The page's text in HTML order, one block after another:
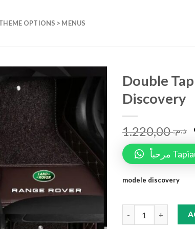
OPTIONS > MENUS
Add to
Double
Discovery
د.م.1.220,00
modele discovery
Double Tapis 9D